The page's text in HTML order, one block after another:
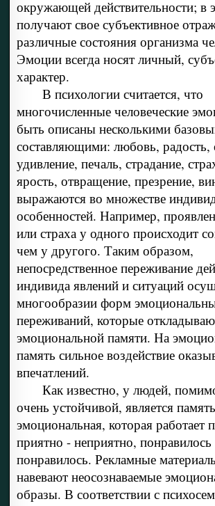
окружающей действительности; в
получают свое субъективное
различные состояния организма
Эмоции всегда носят личный,
характер.
В психологии считается, что
многочисленные человеческие
быть описаны несколькими
составляющими: любовь, радость,
удивление, печаль, страдание,
ярость, отвращение, презрение,
выражаются во множестве
особенностей. Например,
или страха у одного происходит
чем у другого. Таким образом,
непосредственное переживание
индивида явлений и ситуаций
многообразии форм
переживаний, которые
эмоциональной памяти. На
память сильное воздействие
впечатлений.
Как известно, у людей,
очень устойчивой, является память
эмоциональная, которая работает
приятно - неприятно, понравилось
понравилось. Рекламные
навевают неосознаваемые
образы. В соответствии с